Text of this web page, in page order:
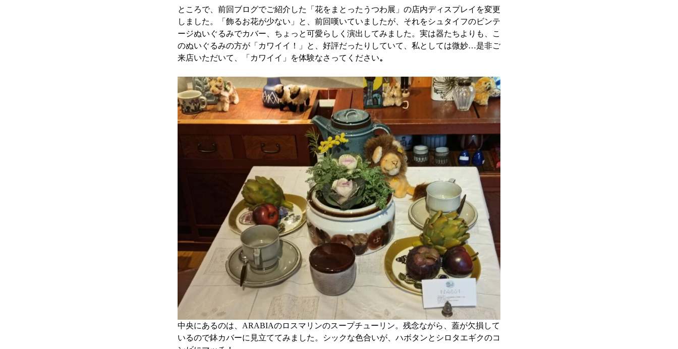
ところで、前回ブログでご紹介した「花をまとったうつわ展」の店内ディスプレイを変更
しました。「飾るお花が少ない」と、前回嘆いていましたが、それをシュタイフのビンテ
ージぬいぐるみでカバー、ちょっと可愛らしく演出してみました。実は器たちよりも、こ
のぬいぐるみの方が「カワイイ！」と、好評だったりしていて、私としては微妙…是非ご
来店いただいて、「カワイイ」を体験なさってください。
中央にあるのは、ARABIAのロスマリンのスープチューリン。残念ながら、蓋が欠損して
いるので鉢カバーに見立ててみました。シックな色合いが、ハボタンとシロタエギクのコ